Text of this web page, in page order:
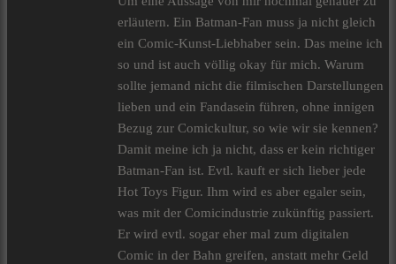
erläutern. Ein Batman-Fan muss ja nicht gleich
ein Comic-Kunst-Liebhaber sein. Das meine ich
so und ist auch völlig okay für mich. Warum
sollte jemand nicht die filmischen Darstellungen
lieben und ein Fandasein führen, ohne innigen
Bezug zur Comickultur, so wie wir sie kennen?
Damit meine ich ja nicht, dass er kein richtiger
Batman-Fan ist. Evtl. kauft er sich lieber jede
Hot Toys Figur. Ihm wird es aber egaler sein,
was mit der Comicindustrie zukünftig passiert.
Er wird evtl. sogar eher mal zum digitalen
Comic in der Bahn greifen, anstatt mehr Geld